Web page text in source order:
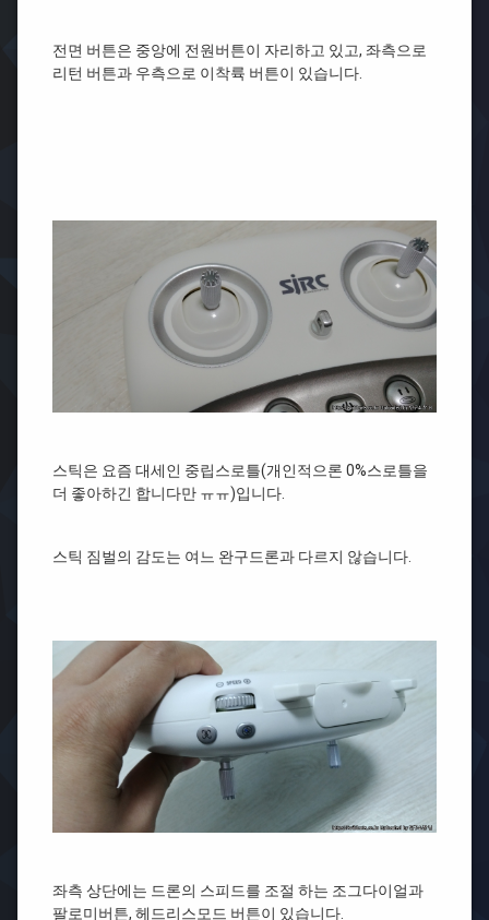
전면 버튼은 중앙에 전원버튼이 자리하고 있고, 좌측으로
리턴 버튼과 우측으로 이착륙 버튼이 있습니다.
스틱은 요즘 대세인 중립스로틀(개인적으론 0%스로틀을
더 좋아하긴 합니다만 ㅠㅠ)입니다.
스틱 짐벌의 감도는 여느 완구드론과 다르지 않습니다.
좌측 상단에는 드론의 스피드를 조절 하는 조그다이얼과
팔로미버튼, 헤드리스모드 버튼이 있습니다.